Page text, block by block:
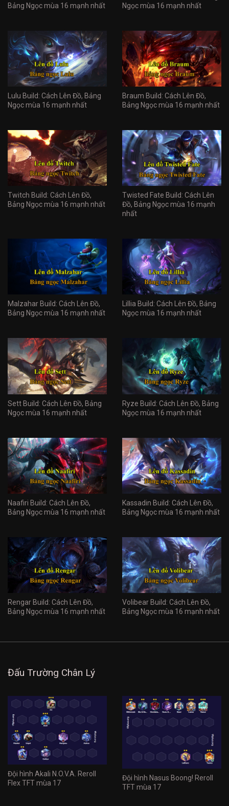
Bảng Ngọc mùa 16 mạnh nhất
Ngọc mùa 16 mạnh nhất
Lulu Build: Cách Lên Đồ, Bảng
Ngọc mùa 16 mạnh nhất
Braum Build: Cách Lên Đồ,
Bảng Ngọc mùa 16 mạnh nhất
Twitch Build: Cách Lên Đồ,
Bảng Ngọc mùa 16 mạnh nhất
Twisted Fate Build: Cách Lên
Đồ, Bảng Ngọc mùa 16 mạnh
nhất
Malzahar Build: Cách Lên Đồ,
Bảng Ngọc mùa 16 mạnh nhất
Lillia Build: Cách Lên Đồ, Bảng
Ngọc mùa 16 mạnh nhất
Sett Build: Cách Lên Đồ, Bảng
Ngọc mùa 16 mạnh nhất
Ryze Build: Cách Lên Đồ, Bảng
Ngọc mùa 16 mạnh nhất
Naafiri Build: Cách Lên Đồ,
Bảng Ngọc mùa 16 mạnh nhất
Kassadin Build: Cách Lên Đồ,
Bảng Ngọc mùa 16 mạnh nhất
Rengar Build: Cách Lên Đồ,
Bảng Ngọc mùa 16 mạnh nhất
Volibear Build: Cách Lên Đồ,
Bảng Ngọc mùa 16 mạnh nhất
Đấu Trường Chân Lý
Đội hình Akali N.O.V.A. Reroll
Flex TFT mùa 17
Đội hình Nasus Boong! Reroll
TFT mùa 17